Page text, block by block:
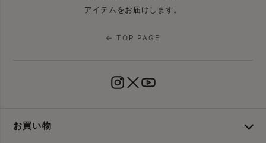
アイテムをお届けします。
← TOP PAGE
お買い物